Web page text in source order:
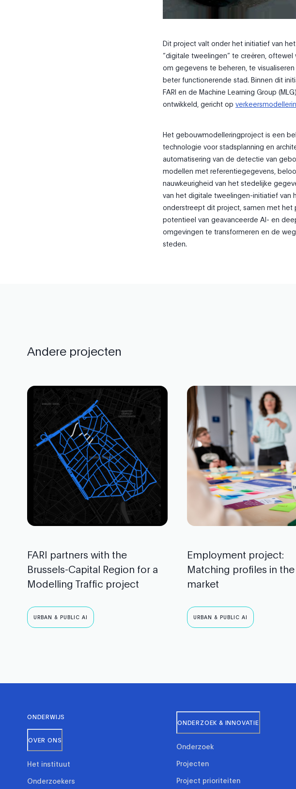
Dit project valt onder het initiatief van
“digitale tweelingen” te creëren,
om gegevens te beheren, te
beter functionerende stad. Binnen dit
FARI en de Machine Learning Group
ontwikkeld, gericht op
Het gebouwmodelleringproject is een
technologie voor stadsplanning en
automatisering van de detectie van
modellen met referentiegegevens,
nauwkeurigheid van het stedelijke
van het digitale tweelingen-initiatief van
onderstreept dit project, samen met het
potentieel van geavanceerde AI- en
omgevingen te transformeren en de
steden.
Andere projecten
FARI partners with the
Brussels-Capital Region for a
Modelling Traffic project
URBAN & PUBLIC AI
Employment project:
Matching profiles in
market
URBAN & PUBLIC AI
ONDERWIJS
OVER ONS
Het instituut
Onderzoekers
ONDERZOEK & INNOVATIE
Onderzoek
Projecten
Project prioriteiten